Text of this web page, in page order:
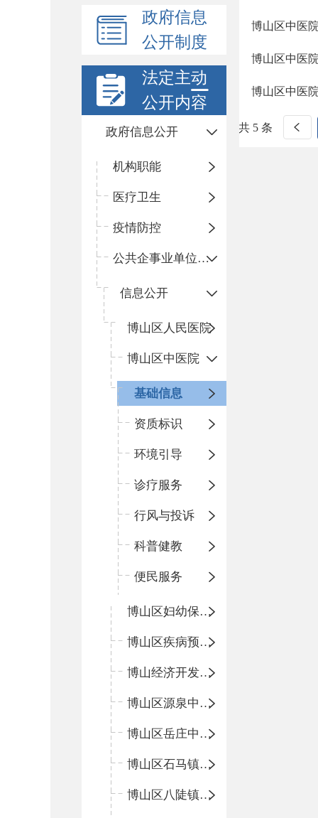
政府信息
公开制度
法定主动
公开内容
政府信息公开
机构职能
医疗卫生
疫情防控
公共企事业单位信息公开
信息公开
​博山区人民医院
博山区中医院
基础信息
资质标识
环境引导
诊疗服务
行风与投诉
科普健教
便民服务
博山区妇幼保健院
博山区疾病预防控制中心
博山经济开发区卫生院
博山区源泉中心卫生院（博山区第二人民医院）
博山区岳庄中心卫生院
博山区石马镇卫生院
博山区八陡镇卫生院
博山区中医
博山区中医
博山区中医
共 5 条